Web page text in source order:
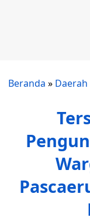
Beranda » Daerah